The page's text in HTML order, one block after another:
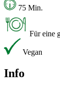
75 Min.
Für eine
Vegan
Info